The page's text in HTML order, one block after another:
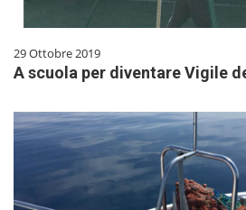
29 Ottobre 2019
A scuola per diventare Vigile